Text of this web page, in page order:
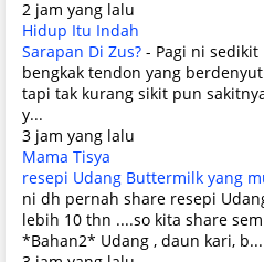
2 jam yang lalu
Hidup Itu Indah
Sarapan Di Zus? - Pagi ni sedikit
bengkak tendon yang
tapi tak kurang sikit pun
y...
3 jam yang lalu
Mama Tisya
resepi Udang Buttermilk yang
ni dh pernah share resepi
lebih 10 thn ....so kita share
*Bahan2* Udang , daun kari, b...